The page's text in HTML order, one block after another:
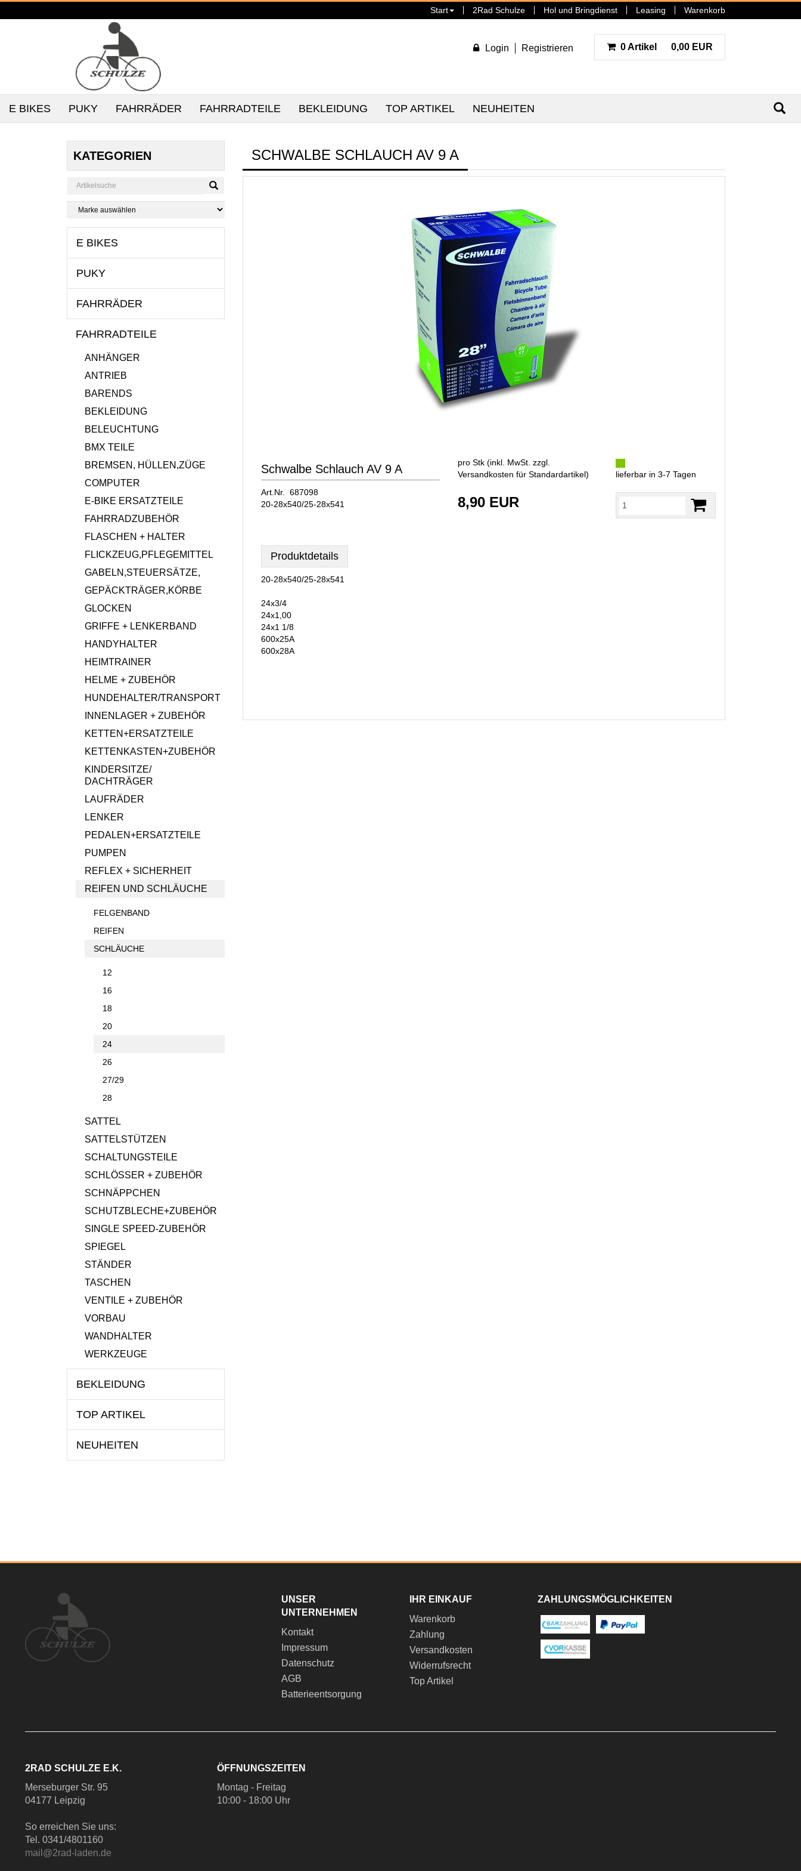
Start 2Rad Schulze Hol und Bringdienst Leasing Warenkorb
Login Registrieren 0 Artikel 0,00 EUR
E BIKES PUKY FAHRRÄDER FAHRRADTEILE BEKLEIDUNG TOP ARTIKEL NEUHEITEN
KATEGORIEN
E BIKES
PUKY
FAHRRÄDER
FAHRRADTEILE
ANHÄNGER
ANTRIEB
BARENDS
BEKLEIDUNG
BELEUCHTUNG
BMX TEILE
BREMSEN, HÜLLEN,ZÜGE
COMPUTER
E-BIKE ERSATZTEILE
FAHRRADZUBEHÖR
FLASCHEN + HALTER
FLICKZEUG,PFLEGEMITTEL
GABELN,STEUERSÄTZE,
GEPÄCKTRÄGER,KÖRBE
GLOCKEN
GRIFFE + LENKERBAND
HANDYHALTER
HEIMTRAINER
HELME + ZUBEHÖR
HUNDEHALTER/TRANSPORT
INNENLAGER + ZUBEHÖR
KETTEN+ERSATZTEILE
KETTENKASTEN+ZUBEHÖR
KINDERSITZE/
DACHTRÄGER
LAUFRÄDER
LENKER
PEDALEN+ERSATZTEILE
PUMPEN
REFLEX + SICHERHEIT
REIFEN UND SCHLÄUCHE
FELGENBAND
REIFEN
SCHLÄUCHE
12
16
18
20
24
26
27/29
28
SATTEL
SATTELSTÜTZEN
SCHALTUNGSTEILE
SCHLÖSSER + ZUBEHÖR
SCHNÄPPCHEN
SCHUTZBLECHE+ZUBEHÖR
SINGLE SPEED-ZUBEHÖR
SPIEGEL
STÄNDER
TASCHEN
VENTILE + ZUBEHÖR
VORBAU
WANDHALTER
WERKZEUGE
BEKLEIDUNG
TOP ARTIKEL
NEUHEITEN
SCHWALBE SCHLAUCH AV 9 A
Schwalbe Schlauch AV 9 A
Art.Nr. 687098
20-28x540/25-28x541
pro Stk (inkl. MwSt. zzgl.
Versandkosten für Standardartikel)
8,90 EUR
lieferbar in 3-7 Tagen
Produktdetails
20-28x540/25-28x541
24x3/4
24x1,00
24x1 1/8
600x25A
600x28A
UNSER
UNTERNEHMEN
Kontakt
Impressum
Datenschutz
AGB
Batterieentsorgung
IHR EINKAUF
Warenkorb
Zahlung
Versandkosten
Widerrufsrecht
Top Artikel
ZAHLUNGSMÖGLICHKEITEN
2RAD SCHULZE E.K.
Merseburger Str. 95
04177 Leipzig
So erreichen Sie uns:
Tel. 0341/4801160
mail@2rad-laden.de
ÖFFNUNGSZEITEN
Montag - Freitag
10:00 - 18:00 Uhr